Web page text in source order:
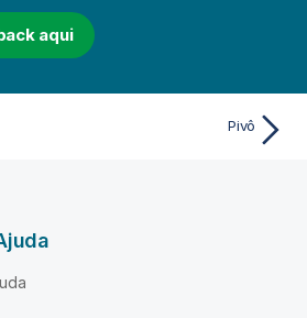
aqui
Pivô